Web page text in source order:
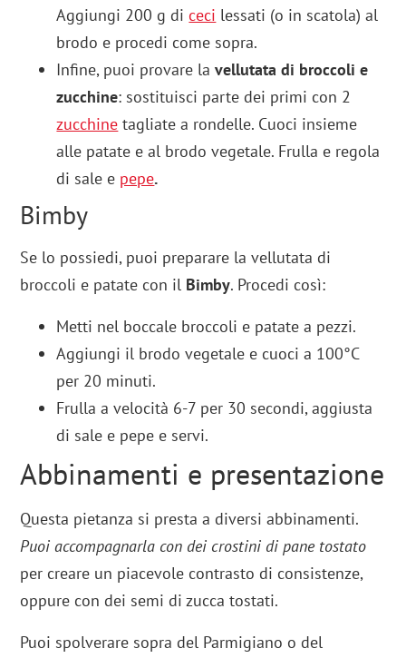
Aggiungi 200 g diceci lessati (o in scatola) al
brodo e procedi come sopra.
Infine, puoi provare lavellutata di broccoli e
zucchine: sostituisci parte dei primi con 2
zucchine tagliate a rondelle. Cuoci insieme
alle patate e al brodo vegetale. Frulla e regola
di sale e pepe.
Bimby
Se lo possiedi, puoi preparare la vellutata di
broccoli e patate con il Bimby. Procedi così:
Metti nel boccale broccoli e patate a pezzi.
Aggiungi il brodo vegetale e cuoci a 100°C
per 20 minuti.
Frulla a velocità 6-7 per 30 secondi, aggiusta
di sale e pepe e servi.
Abbinamenti e presentazione
Questa pietanza si presta a diversi abbinamenti.
Puoi accompagnarla con dei crostini di pane tostato
per creare un piacevole contrasto di consistenze,
oppure con dei semi di zucca tostati.
Puoi spolverare sopra del Parmigiano o del